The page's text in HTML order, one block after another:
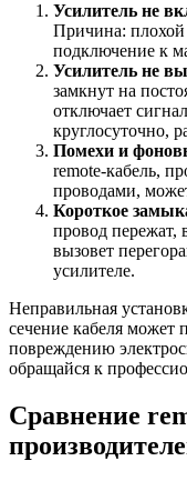
Усилитель не
Причина: плохой
подключение к
Усилитель не
замкнут на
отключает
круглосуточно,
Помехи и
remote-кабель,
проводами,
Короткое
провод пережат,
вызовет
усилителе.
Неправильная
сечение кабеля может
повреждению
обращайся к
Сравнение